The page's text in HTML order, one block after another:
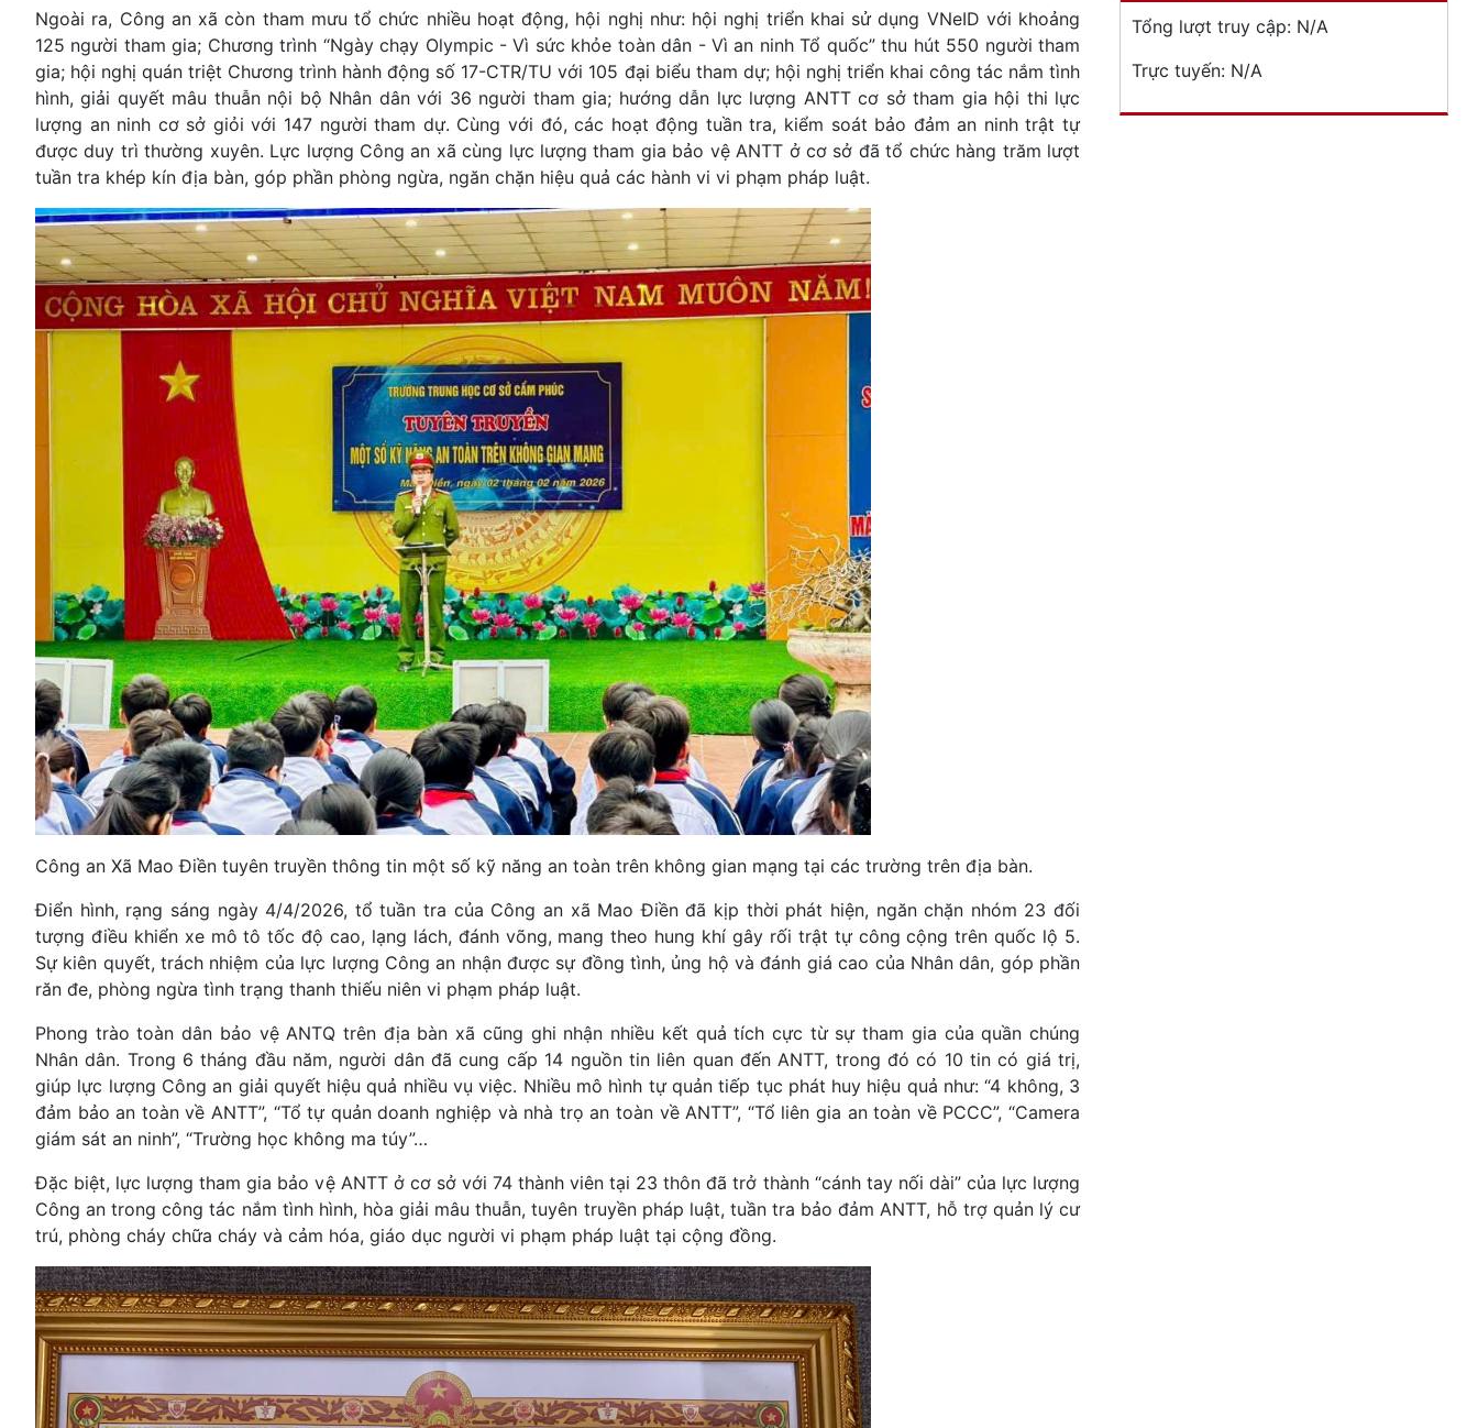
Ngoài ra, Công an xã còn tham mưu tổ chức nhiều hoạt động, hội nghị như: hội nghị triển khai sử dụng VNeID với khoảng
125 người tham gia; Chương trình “Ngày chạy Olympic - Vì sức khỏe toàn dân - Vì an ninh Tổ quốc” thu hút 550 người tham
gia; hội nghị quán triệt Chương trình hành động số 17-CTR/TU với 105 đại biểu tham dự; hội nghị triển khai công tác nắm tình
hình, giải quyết mâu thuẫn nội bộ Nhân dân với 36 người tham gia; hướng dẫn lực lượng ANTT cơ sở tham gia hội thi lực
lượng an ninh cơ sở giỏi với 147 người tham dự. Cùng với đó, các hoạt động tuần tra, kiểm soát bảo đảm an ninh trật tự
được duy trì thường xuyên. Lực lượng Công an xã cùng lực lượng tham gia bảo vệ ANTT ở cơ sở đã tổ chức hàng trăm lượt
tuần tra khép kín địa bàn, góp phần phòng ngừa, ngăn chặn hiệu quả các hành vi vi phạm pháp luật.
Công an Xã Mao Điền tuyên truyền thông tin một số kỹ năng an toàn trên không gian mạng tại các trường trên địa bàn.
Điển hình, rạng sáng ngày 4/4/2026, tổ tuần tra của Công an xã Mao Điền đã kịp thời phát hiện, ngăn chặn nhóm 23 đối
tượng điều khiển xe mô tô tốc độ cao, lạng lách, đánh võng, mang theo hung khí gây rối trật tự công cộng trên quốc lộ 5.
Sự kiên quyết, trách nhiệm của lực lượng Công an nhận được sự đồng tình, ủng hộ và đánh giá cao của Nhân dân, góp phần
răn đe, phòng ngừa tình trạng thanh thiếu niên vi phạm pháp luật.
Phong trào toàn dân bảo vệ ANTQ trên địa bàn xã cũng ghi nhận nhiều kết quả tích cực từ sự tham gia của quần chúng
Nhân dân. Trong 6 tháng đầu năm, người dân đã cung cấp 14 nguồn tin liên quan đến ANTT, trong đó có 10 tin có giá trị,
giúp lực lượng Công an giải quyết hiệu quả nhiều vụ việc. Nhiều mô hình tự quản tiếp tục phát huy hiệu quả như: “4 không, 3
đảm bảo an toàn về ANTT”, “Tổ tự quản doanh nghiệp và nhà trọ an toàn về ANTT”, “Tổ liên gia an toàn về PCCC”, “Camera
giám sát an ninh”, “Trường học không ma túy”…
Đặc biệt, lực lượng tham gia bảo vệ ANTT ở cơ sở với 74 thành viên tại 23 thôn đã trở thành “cánh tay nối dài” của lực lượng
Công an trong công tác nắm tình hình, hòa giải mâu thuẫn, tuyên truyền pháp luật, tuần tra bảo đảm ANTT, hỗ trợ quản lý cư
trú, phòng cháy chữa cháy và cảm hóa, giáo dục người vi phạm pháp luật tại cộng đồng.
Tổng lượt truy cập: N/A
Trực tuyến: N/A